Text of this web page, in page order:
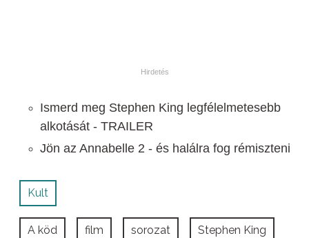
Ismerd meg Stephen King legfélelmetesebb
alkotását - TRAILER
Jön az Annabelle 2 - és halálra fog rémiszteni
Kult
A köd film sorozat Stephen King